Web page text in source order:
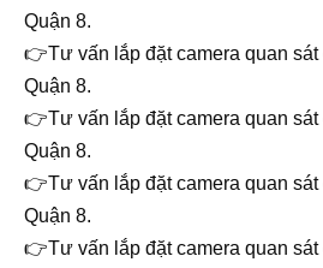
Quận 8.
👉Tư vấn lắp đặt camera quan
Quận 8.
👉Tư vấn lắp đặt camera quan
Quận 8.
👉Tư vấn lắp đặt camera quan
Quận 8.
👉Tư vấn lắp đặt camera quan